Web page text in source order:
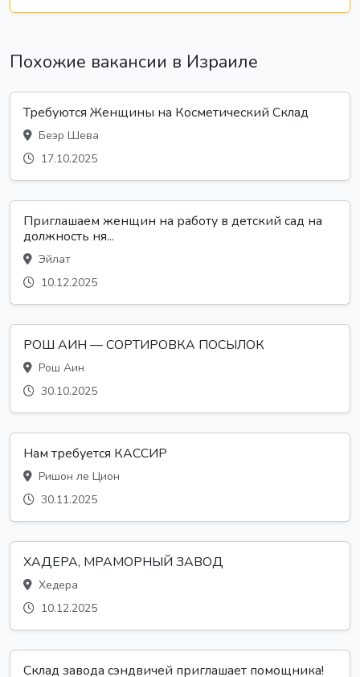
Похожие вакансии в Израиле
Требуются Женщины на Косметический Склад
Беэр Шева
17.10.2025
Приглашаем женщин на работу в детский сад на
должность ня...
Эйлат
10.12.2025
РОШ АИН — СОРТИРОВКА ПОСЫЛОК
Рош Аин
30.10.2025
Нам требуется КАССИР
Ришон ле Цион
30.11.2025
ХАДЕРА, МРАМОРНЫЙ ЗАВОД
Хедера
10.12.2025
Склад завода сэндвичей приглашает помощника!